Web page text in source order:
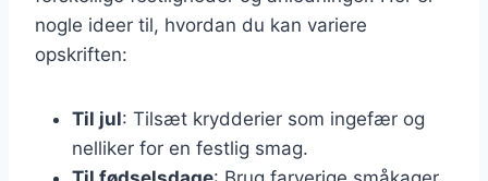
nogle ideer til, hvordan du kan variere
opskriften:
Til jul: Tilsæt krydderier som ingefær og
nelliker for en festlig smag.